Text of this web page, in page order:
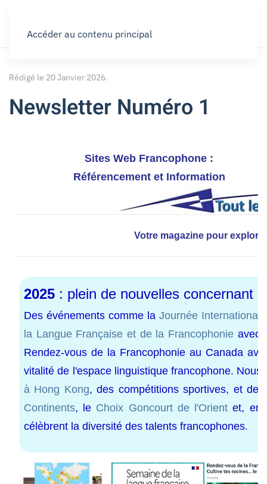
Accéder au contenu principal
Rédigé le 20 Janvier 2026.
Newsletter Numéro 1
Sites Web Francophone :
Référencement et Information
Votre magazine pour
2025 : plein de nouvelles concernant
Des événements comme laJournée
la Langue Française et de la Francophonie avec
Rendez-vous de la Francophonie au Canada
vitalité de l'espace linguistique francophone.
à Hong Kong, des compétitions sportives, et
Continents, le Choix Goncourt de l'Orient et,
célèbrent la diversité des talents francophones.